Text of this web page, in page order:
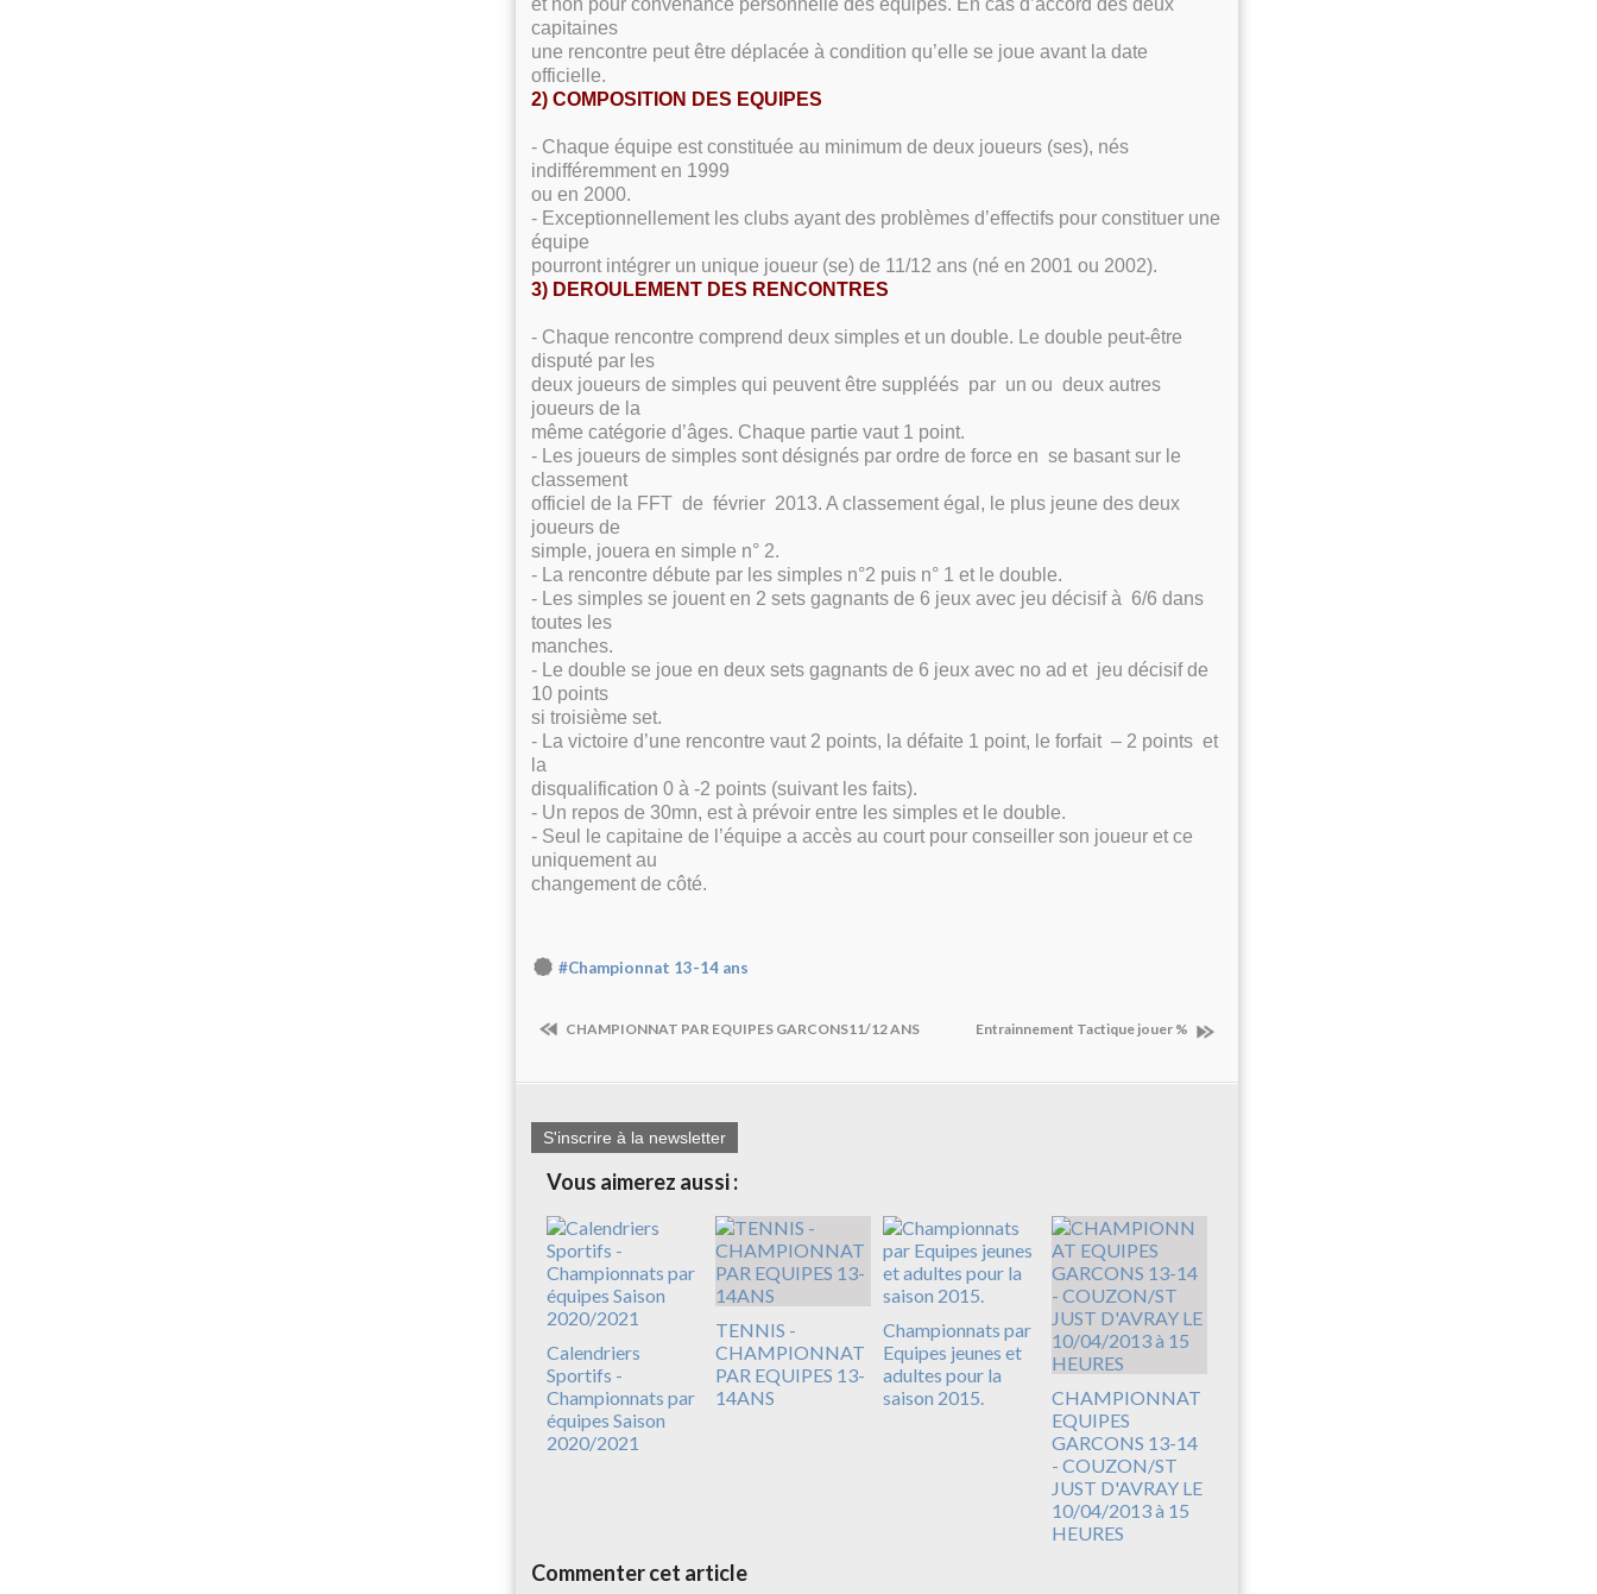
et non pour convenance personnelle des équipes. En cas d’accord des deux
capitaines
une rencontre peut être déplacée à condition qu’elle se joue avant la date
officielle.
2) COMPOSITION DES EQUIPES
- Chaque équipe est constituée au minimum de deux joueurs (ses), nés
indifféremment en 1999
ou en 2000.
- Exceptionnellement les clubs ayant des problèmes d’effectifs pour constituer une
équipe
pourront intégrer un unique joueur (se) de 11/12 ans (né en 2001 ou 2002).
3) DEROULEMENT DES RENCONTRES
- Chaque rencontre comprend deux simples et un double. Le double peut-être
disputé par les
deux joueurs de simples qui peuvent être suppléés par un ou deux autres
joueurs de la
même catégorie d’âges. Chaque partie vaut 1 point.
- Les joueurs de simples sont désignés par ordre de force en se basant sur le
classement
officiel de la FFT de février 2013. A classement égal, le plus jeune des deux
joueurs de
simple, jouera en simple n° 2.
- La rencontre débute par les simples n°2 puis n° 1 et le double.
- Les simples se jouent en 2 sets gagnants de 6 jeux avec jeu décisif à 6/6 dans
toutes les
manches.
- Le double se joue en deux sets gagnants de 6 jeux avec no ad et jeu décisif de
10 points
si troisième set.
- La victoire d’une rencontre vaut 2 points, la défaite 1 point, le forfait – 2 points et
la
disqualification 0 à -2 points (suivant les faits).
- Un repos de 30mn, est à prévoir entre les simples et le double.
- Seul le capitaine de l’équipe a accès au court pour conseiller son joueur et ce
uniquement au
changement de côté.
#Championnat 13-14 ans
CHAMPIONNAT PAR EQUIPES GARCONS11/12 ANS Entrainnement Tactique jouer %
S'inscrire à la newsletter
Vous aimerez aussi :
Calendriers
Sportifs -
Championnats par
équipes Saison
2020/2021
TENNIS -
CHAMPIONNAT
PAR EQUIPES 13-
14ANS
Championnats par
Equipes jeunes et
adultes pour la
saison 2015.
CHAMPIONNAT
EQUIPES
GARCONS 13-14
- COUZON/ST
JUST D'AVRAY LE
10/04/2013 à 15
HEURES
Commenter cet article